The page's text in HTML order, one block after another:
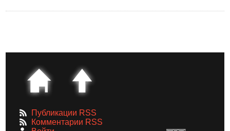
Публикации RSS
Комментарии RSS